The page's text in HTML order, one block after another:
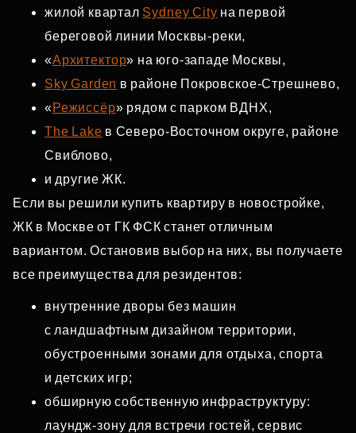
жилой квартал Sydney City на первой
береговой линии Москвы‑реки,
«Архитектор» на юго‑западе Москвы,
Sky Garden в районе Покровское‑Стрешнево,
«Режиссёр» рядом с парком ВДНХ,
The Lake в Северо‑Восточном округе, районе
Свиблово,
и другие ЖК.
Если вы решили купить квартиру в новостройке,
ЖК в Москве от ГК ФСК станет отличным
вариантом. Остановив выбор на них, вы получаете
все преимущества для резидентов:
внутренние дворы без машин
с ландшафтным дизайном территории,
обустроенными зонами для отдыха, спорта
и детских игр;
обширную собственную инфраструктуру:
лаундж‑зону для встречи гостей, сервис